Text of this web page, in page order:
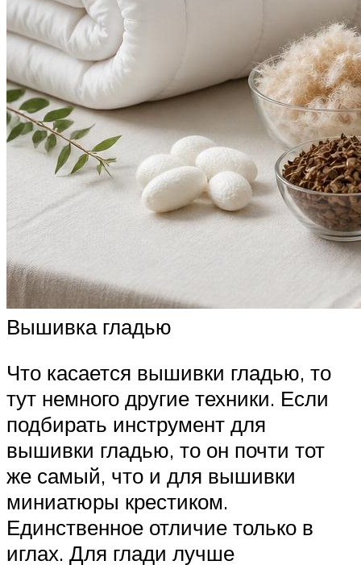
Вышивка гладью
Что касается вышивки гладью, то
тут немного другие техники. Если
подбирать инструмент для
вышивки гладью, то он почти тот
же самый, что и для вышивки
миниатюры крестиком.
Единственное отличие только в
иглах. Для глади лучше